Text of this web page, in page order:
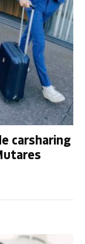
carsharing